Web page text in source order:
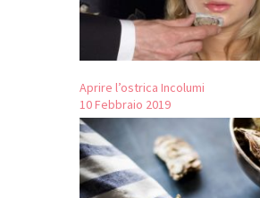
Aprire l’ostrica Incolumi
10 Febbraio 2019